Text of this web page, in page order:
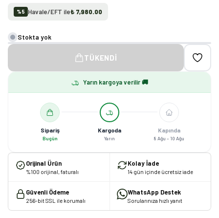
%5 Havale/EFT ile₺ 7,980.00
Stokta yok
TÜKENDI
Yarın kargoya verilir 🚚
Sipariş
Bugün
Kargoda
Yarın
Kapında
8 Ağu – 10 Ağu
Orijinal Ürün
%100 orijinal, faturalı
Kolay İade
14 gün içinde ücretsiz iade
Güvenli Ödeme
256-bit SSL ile korumalı
WhatsApp Destek
Sorularınıza hızlı yanıt